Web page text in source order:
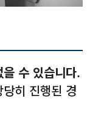
을 수 있습니다.
히 진행된 경